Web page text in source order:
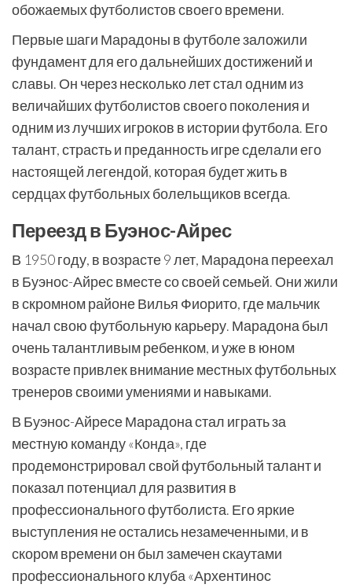
обожаемых футболистов своего времени.
Первые шаги Марадоны в футболе заложили
фундамент для его дальнейших достижений и
славы. Он через несколько лет стал одним из
величайших футболистов своего поколения и
одним из лучших игроков в истории футбола. Его
талант, страсть и преданность игре сделали его
настоящей легендой, которая будет жить в
сердцах футбольных болельщиков всегда.
Переезд в Буэнос-Айрес
В 1950 году, в возрасте 9 лет, Марадона переехал
в Буэнос-Айрес вместе со своей семьей. Они жили
в скромном районе Вилья Фиорито, где мальчик
начал свою футбольную карьеру. Марадона был
очень талантливым ребенком, и уже в юном
возрасте привлек внимание местных футбольных
тренеров своими умениями и навыками.
В Буэнос-Айресе Марадона стал играть за
местную команду «Конда», где
продемонстрировал свой футбольный талант и
показал потенциал для развития в
профессионального футболиста. Его яркие
выступления не остались незамеченными, и в
скором времени он был замечен скаутами
профессионального клуба «Архентинос